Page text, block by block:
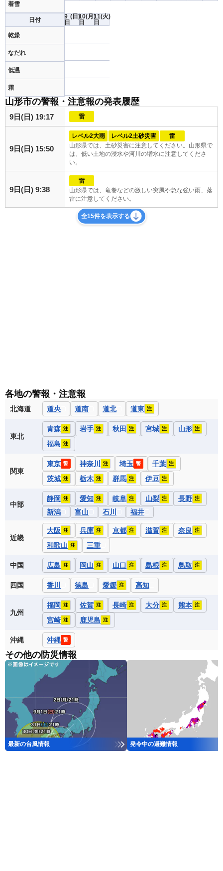
着雪
日付
乾燥
なだれ
低温
霜
9
日
(日)10
日
(月)11
日
(火)
山形市の警報・注意報の発表履歴
9日(日) 19:17 雷
9日(日) 15:50
レベル2大雨 レベル2土砂災害
雷
山形県では、土砂災害に注意してください。山形県で
は、低い土地の浸水や河川の増水に注意してくださ
い。
9日(日) 9:38
雷
山形県では、竜巻などの激しい突風や急な強い雨、落
雷に注意してください。
全15件を表示する
各地の警報・注意報
北海道 道央 道南 道北 道東 注
東北
青森 注 岩手 注 秋田 注 宮城 注 山形 注
福島 注
関東
東京 警 神奈川 注 埼玉 警 千葉 注
茨城 注 栃木 注 群馬 注 伊豆 注
中部
静岡 注 愛知 注 岐阜 注 山梨 注 長野 注
新潟 富山 石川 福井
近畿
大阪 注 兵庫 注 京都 注 滋賀 注 奈良 注
和歌山 注 三重
中国 広島 注 岡山 注 山口 注 島根 注 鳥取 注
四国 香川 徳島 愛媛 注 高知
九州
福岡 注 佐賀 注 長崎 注 大分 注 熊本 注
宮崎 注 鹿児島 注
沖縄 沖縄 警
その他の防災情報
最新の台風情報 発令中の避難情報